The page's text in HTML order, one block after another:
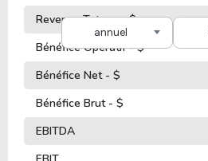
annuel
Revenus Totaux - $
Bénéfice Opératif - $
Bénéfice Net - $
Bénéfice Brut - $
EBITDA